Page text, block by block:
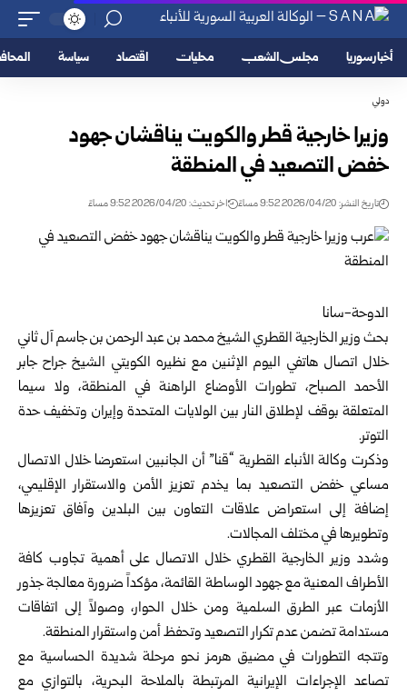
أخبار سوريا مجلس الشعب محليات اقتصاد سياسة
دولي
وزيرا خارجية قطر والكويت يناقشان جهود
خفض التصعيد في المنطقة
تاريخ النشر: 2026/04/20 9:52 مساءً اخر تحديث: 2026/04/20 9:52 مساءً
الدوحة-سانا
بحث وزير الخارجية القطري الشيخ محمد بن عبد الرحمن بن جاسم آل ثاني
خلال اتصال هاتفي اليوم الإثنين مع نظيره الكويتي الشيخ جراح جابر
الأحمد الصباح، تطورات الأوضاع الراهنة في المنطقة، ولا سيما
المتعلقة بوقف لإطلاق النار بين الولايات المتحدة وإيران وتخفيف حدة
التوتر.
وذكرت وكالة الأنباء القطرية “قنا” أن الجانبين استعرضا خلال الاتصال
مساعي خفض التصعيد بما يخدم تعزيز الأمن والاستقرار الإقليمي،
إضافة إلى استعراض علاقات التعاون بين البلدين وآفاق تعزيزها
وتطويرها في مختلف المجالات.
وشدد وزير الخارجية القطري خلال الاتصال على أهمية تجاوب كافة
الأطراف المعنية مع جهود الوساطة القائمة، مؤكداً ضرورة معالجة جذور
الأزمات عبر الطرق السلمية ومن خلال الحوار، وصولاً إلى اتفاقات
مستدامة تضمن عدم تكرار التصعيد وتحفظ أمن واستقرار المنطقة.
وتتجه التطورات في مضيق هرمز نحو مرحلة شديدة الحساسية مع
تصاعد الإجراءات الإيرانية المرتبطة بالملاحة البحرية، بالتوازي مع